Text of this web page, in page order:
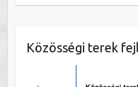
Közösségi terek